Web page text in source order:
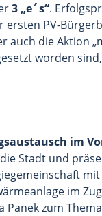
3 „e´s“.
ersten PV-
die Aktion
worden
im
Stadt und
im
zum